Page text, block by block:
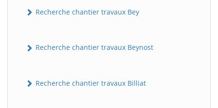
Recherche chantier travaux Bey
Recherche chantier travaux Beynost
Recherche chantier travaux Billiat